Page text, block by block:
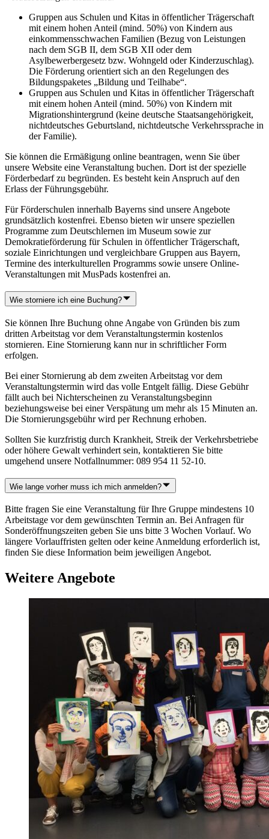
Gruppen aus Schulen und Kitas in öffentlicher Trägerschaft
mit einem hohen Anteil (mind. 50%) von Kindern aus
einkommensschwachen Familien (Bezug von Leistungen
nach dem SGB II, dem SGB XII oder dem
Asylbewerbergesetz bzw. Wohngeld oder Kinderzuschlag).
Die Förderung orientiert sich an den Regelungen des
Bildungspaketes „Bildung und Teilhabe“.
Gruppen aus Schulen und Kitas in öffentlicher Trägerschaft
mit einem hohen Anteil (mind. 50%) von Kindern mit
Migrationshintergrund (keine deutsche Staatsangehörigkeit,
nichtdeutsches Geburtsland, nichtdeutsche Verkehrssprache in
der Familie).
Sie können die Ermäßigung online beantragen, wenn Sie über
unsere Website eine Veranstaltung buchen. Dort ist der spezielle
Förderbedarf zu begründen. Es besteht kein Anspruch auf den
Erlass der Führungsgebühr.
Für Förderschulen innerhalb Bayerns sind unsere Angebote
grundsätzlich kostenfrei. Ebenso bieten wir unsere speziellen
Programme zum Deutschlernen im Museum sowie zur
Demokratieförderung für Schulen in öffentlicher Trägerschaft,
soziale Einrichtungen und vergleichbare Gruppen aus Bayern,
Termine des interkulturellen Programms sowie unsere Online-
Veranstaltungen mit MusPads kostenfrei an.
Wie storniere ich eine Buchung?
Sie können Ihre Buchung ohne Angabe von Gründen bis zum
dritten Arbeitstag vor dem Veranstaltungstermin kostenlos
stornieren. Eine Stornierung kann nur in schriftlicher Form
erfolgen.
Bei einer Stornierung ab dem zweiten Arbeitstag vor dem
Veranstaltungstermin wird das volle Entgelt fällig. Diese Gebühr
fällt auch bei Nichterscheinen zu Veranstaltungsbeginn
beziehungsweise bei einer Verspätung um mehr als 15 Minuten an.
Die Stornierungsgebühr wird per Rechnung erhoben.
Sollten Sie kurzfristig durch Krankheit, Streik der Verkehrsbetriebe
oder höhere Gewalt verhindert sein, kontaktieren Sie bitte
umgehend unsere Notfallnummer: 089 954 11 52-10.
Wie lange vorher muss ich mich anmelden?
Bitte fragen Sie eine Veranstaltung für Ihre Gruppe mindestens 10
Arbeitstage vor dem gewünschten Termin an. Bei Anfragen für
Sonderöffnungszeiten geben Sie uns bitte 3 Wochen Vorlauf. Wo
längere Vorlauffristen gelten oder keine Anmeldung erforderlich ist,
finden Sie diese Information beim jeweiligen Angebot.
Weitere Angebote